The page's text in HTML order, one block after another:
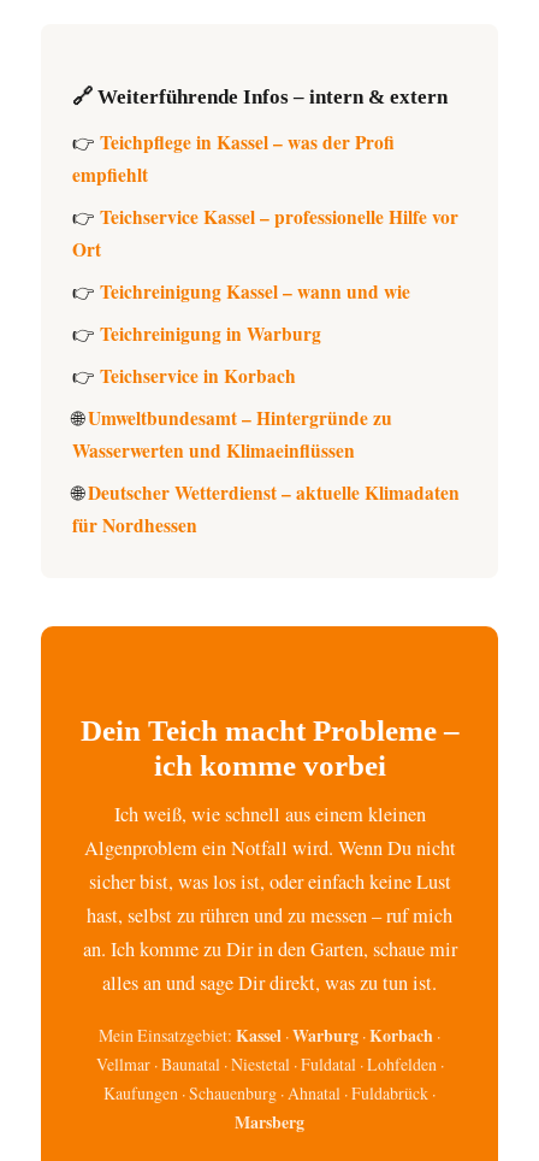
🔗 Weiterführende Infos – intern & extern
👉 Teichpflege in Kassel – was der Profi
empfiehlt
👉 Teichservice Kassel – professionelle Hilfe vor
Ort
👉 Teichreinigung Kassel – wann und wie
👉 Teichreinigung in Warburg
👉 Teichservice in Korbach
🌐Umweltbundesamt – Hintergründe zu
Wasserwerten und Klimaeinflüssen
🌐Deutscher Wetterdienst – aktuelle Klimadaten
für Nordhessen
Dein Teich macht Probleme –
ich komme vorbei
Ich weiß, wie schnell aus einem kleinen
Algenproblem ein Notfall wird. Wenn Du nicht
sicher bist, was los ist, oder einfach keine Lust
hast, selbst zu rühren und zu messen – ruf mich
an. Ich komme zu Dir in den Garten, schaue mir
alles an und sage Dir direkt, was zu tun ist.
Mein Einsatzgebiet: Kassel ·Warburg ·Korbach ·
Vellmar · Baunatal · Niestetal · Fuldatal · Lohfelden ·
Kaufungen · Schauenburg · Ahnatal · Fuldabrück ·
Marsberg